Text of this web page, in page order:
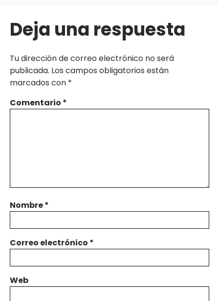
Deja una respuesta
Tu dirección de correo electrónico no será
publicada. Los campos obligatorios están
marcados con *
Comentario *
Nombre*
Correo electrónico *
Web